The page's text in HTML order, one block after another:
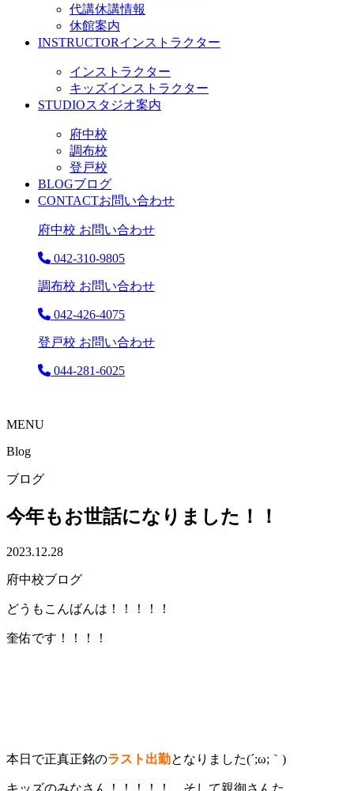
代講休講情報
休館案内
INSTRUCTORインストラクター
インストラクター
キッズインストラクター
STUDIOスタジオ案内
府中校
調布校
登戸校
BLOGブログ
CONTACTお問い合わせ
府中校 お問い合わせ
042-310-9805
調布校 お問い合わせ
042-426-4075
登戸校 お問い合わせ
044-281-6025
MENU
Blog
ブログ
今年もお世話になりました！！
2023.12.28
府中校ブログ
どうもこんばんは！！！！！
奎佑です！！！！
本日で正真正銘のラスト出勤となりました(´;ω;｀)
キッズのみなさん！！！！！ そして親御さんた